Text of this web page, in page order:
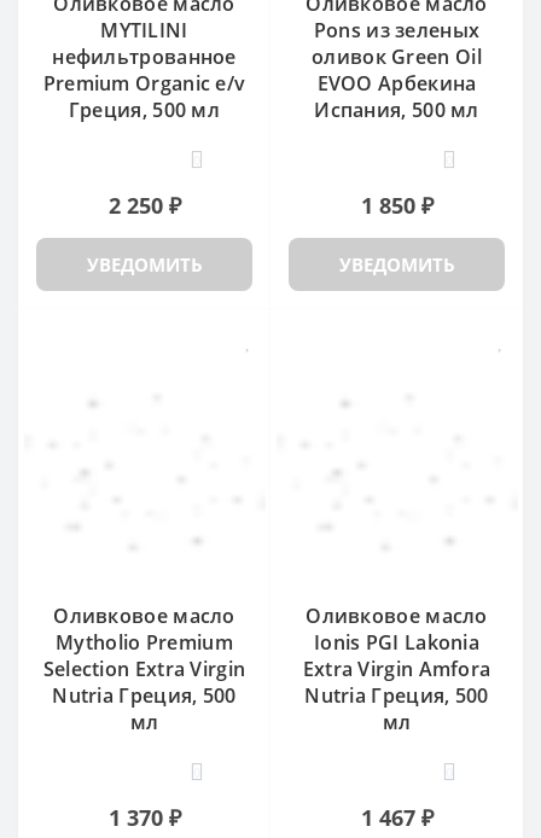
MYTILINI
нефильтрованное
Premium Organic e/v
Греция, 500 мл
2 250 ₽
УВЕДОМИТЬ
Pons из зеленых
оливок Green Oil
EVOO Арбекина
Испания, 500 мл
1 850 ₽
УВЕДОМИТЬ
Оливковое масло
Mytholio Premium
Selection Extra Virgin
Nutria Греция, 500
мл
1 370 ₽
Оливковое масло
Ionis PGI Lakonia
Extra Virgin Amfora
Nutria Греция, 500
мл
1 467 ₽